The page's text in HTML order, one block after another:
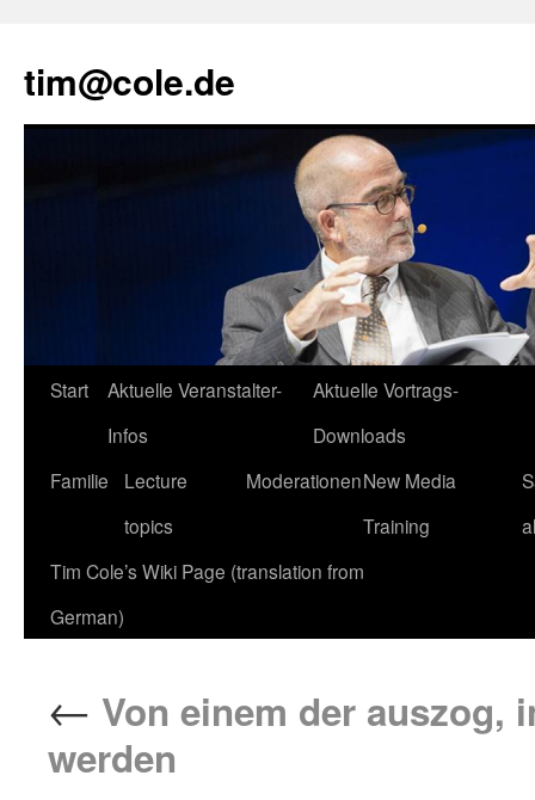
tim@cole.de
Start
Aktuelle Veranstalter-
Infos
Aktuelle Vortrags-
Downloads
Familie
Lecture
topics
ModerationenNew Media
Training
Tim Cole’s Wiki Page (translation from
German)
← Von einem der auszog,
werden